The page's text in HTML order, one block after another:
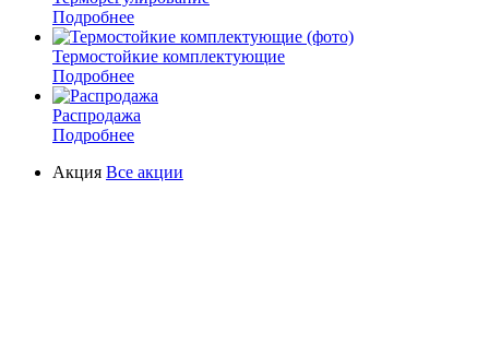
Подробнее
Термостойкие комплектующие
Подробнее
Распродажа
Подробнее
Акция Все акции